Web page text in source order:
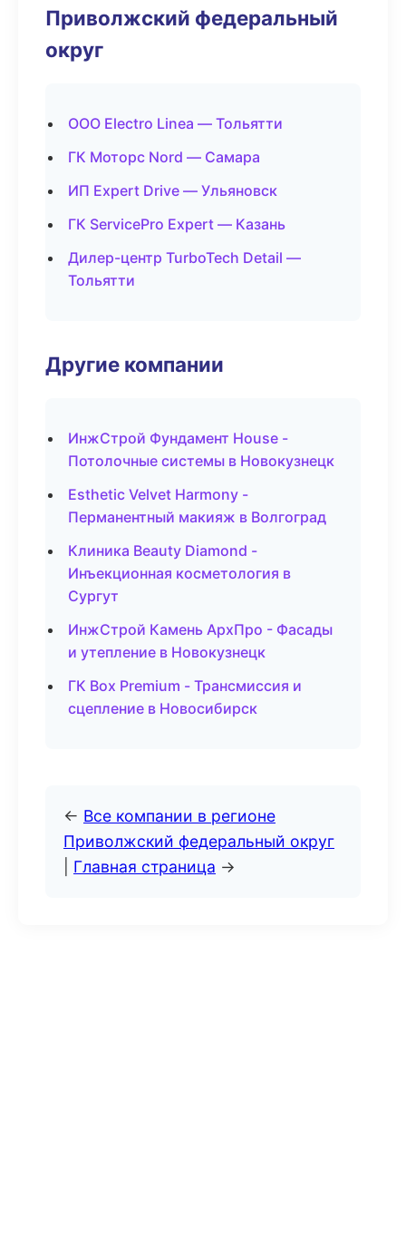
Приволжский федеральный
округ
ООО Electro Linea — Тольятти
ГК Моторс Nord — Самара
ИП Expert Drive — Ульяновск
ГК ServicePro Expert — Казань
Дилер-центр TurboTech Detail —
Тольятти
Другие компании
ИнжСтрой Фундамент House -
Потолочные системы в Новокузнецк
Esthetic Velvet Harmony -
Перманентный макияж в Волгоград
Клиника Beauty Diamond -
Инъекционная косметология в
Сургут
ИнжСтрой Камень АрхПро - Фасады
и утепление в Новокузнецк
ГК Box Premium - Трансмиссия и
сцепление в Новосибирск
← Все компании в регионе
Приволжский федеральный округ
Главная страница →